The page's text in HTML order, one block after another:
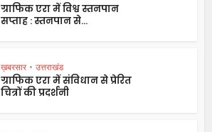
ग्राफिक एरा में विश्व स्तनपान
सप्ताह : स्तनपान से...
ख़बरसार • उत्तराखंड
ग्राफिक एरा में संविधान से प्रेरित
चित्रों की प्रदर्शनी